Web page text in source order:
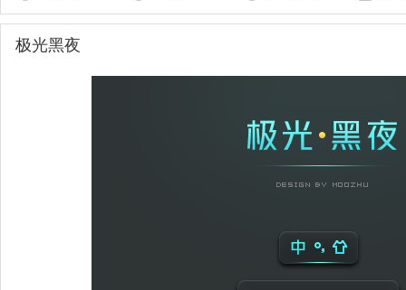
极光黑夜